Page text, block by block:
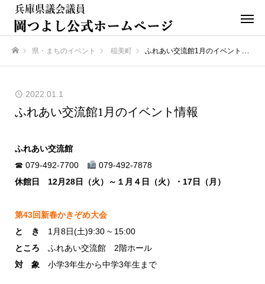
県・まちのイベント 稲美町 ふれあい交流館1月のイベント情報
2022.01.1
ふれあい交流館1月のイベント情報
ふれあい交流館
☎ 079-492-7700
079-492-7878
休館日 12月28日（火）～１月４日（火）・17日（月）
第43回新春かきぞめ大会
と き
1月8日(土)9:30 ~ 15:00
ところ ふれあい交流館 2階ホール
対 象 小学3年生から中学3年生まで